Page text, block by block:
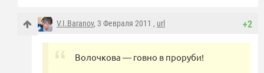
+2
V.I.Baranov, 3 Февраля 2011 , url
Волочкова — говно в проруби!